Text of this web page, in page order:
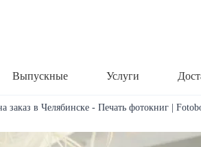
Выпускные Услуги
заказ в Челябинске - Печать фотокниг |